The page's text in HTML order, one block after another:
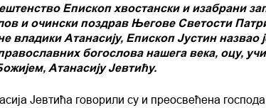
Епископ хвостански и изабрани
и очински поздрав Његове Светости
Атанасију, Епископ Јустин назвао
богослова нашега века, оцу,
Атанасију Јевтићу.
Јевтића говорили су и преосвећена